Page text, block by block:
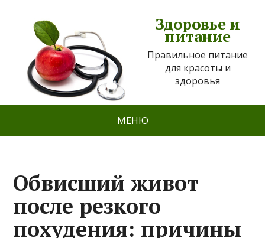
Здоровье и
питание
Правильное питание
для красоты и
здоровья
МЕНЮ
Обвисший живот
после резкого
похудения: причины